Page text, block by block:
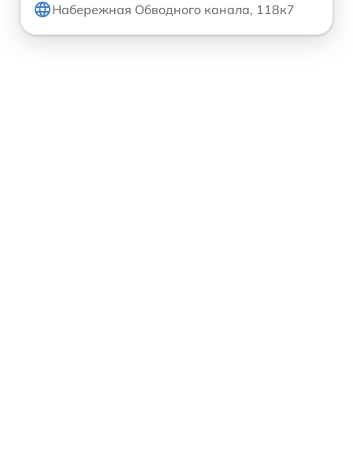
Набережная Обводного канала, 118к7